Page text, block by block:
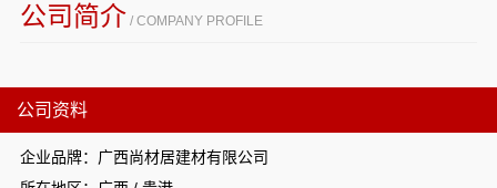
公司简介 / COMPANY PROFILE
公司资料
企业品牌：广西尚材居建材有限公司